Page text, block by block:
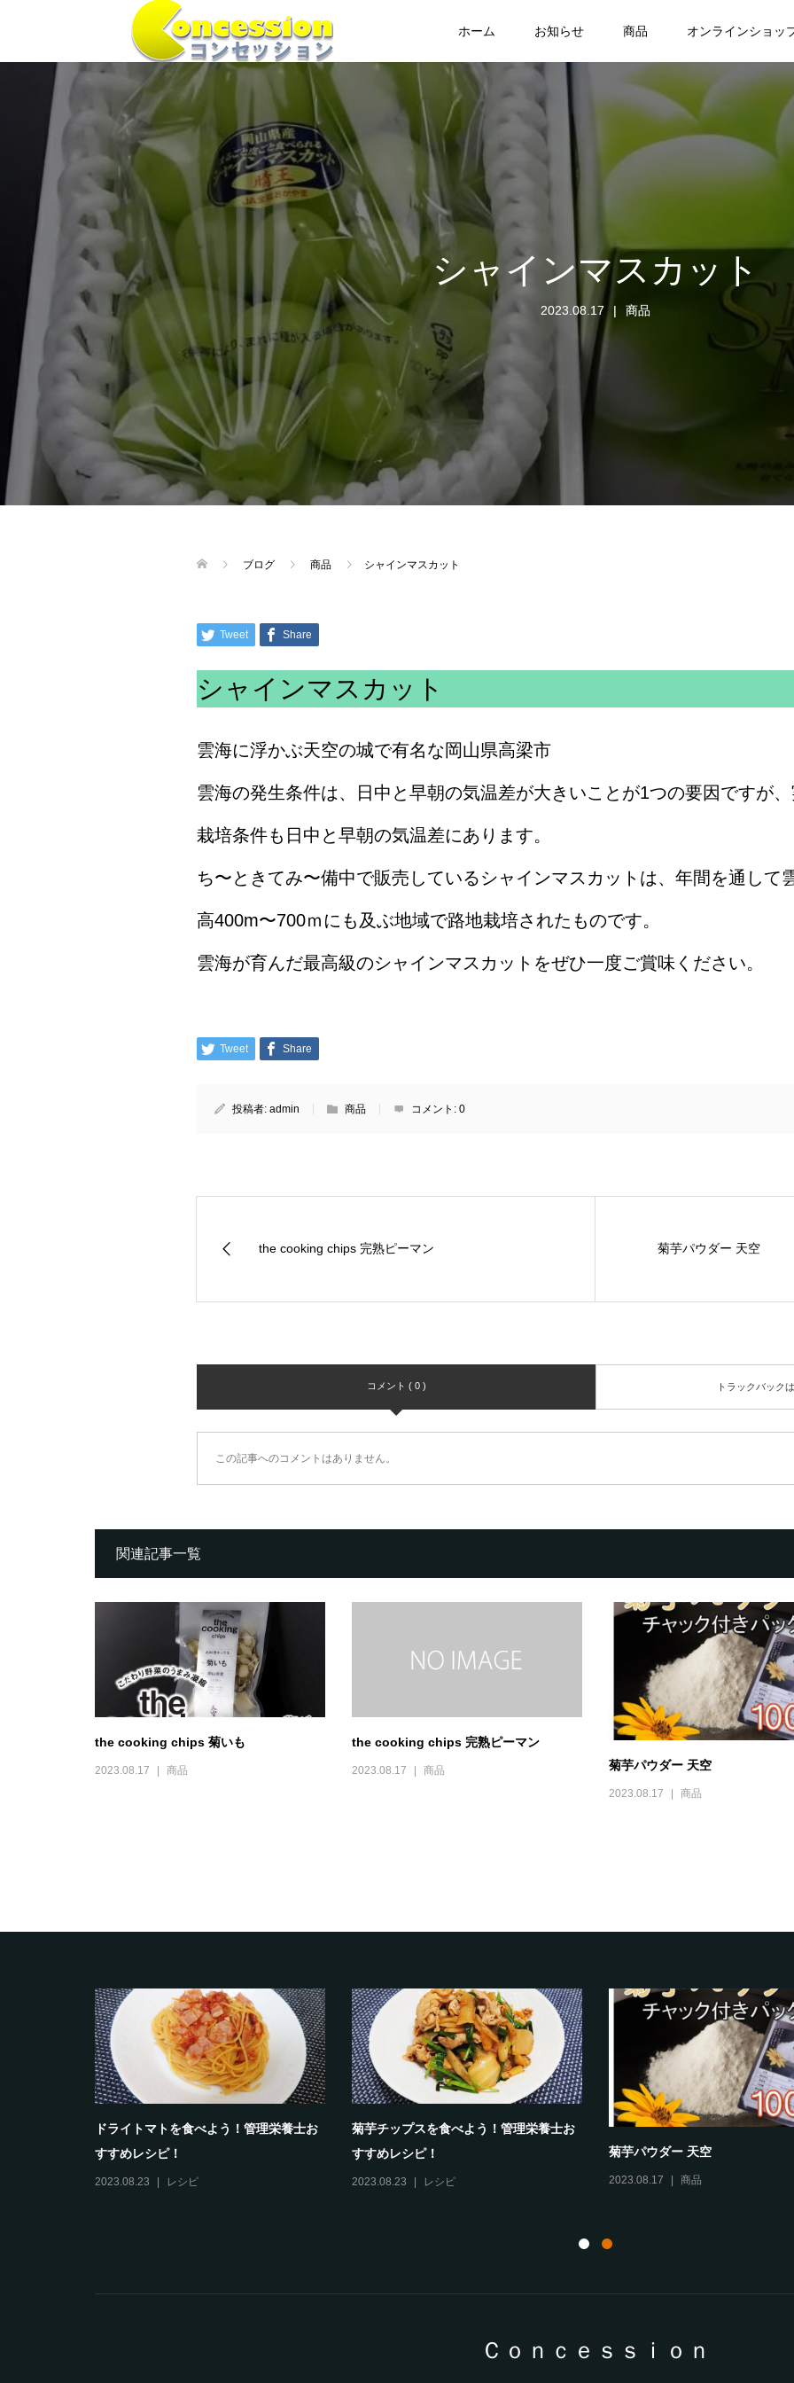
ホーム お知らせ 商品 オンラインショッ
シャインマスカット
2023.08.17 商品
ブログ 商品 シャインマスカット
Tweet Share
シャインマスカット
雲海に浮かぶ天空の城で有名な岡山県高梁市
雲海の発生条件は、日中と早朝の気温差が大きいことが1つの要因ですが
栽培条件も日中と早朝の気温差にあります。
ち〜ときてみ〜備中で販売しているシャインマスカットは、年間を通して
高400m〜700ｍにも及ぶ地域で路地栽培されたものです。
雲海が育んだ最高級のシャインマスカットをぜひ一度ご賞味ください。
Tweet Share
投稿者: admin 商品 コメント: 0
the cooking chips 完熟ピーマン 菊芋パウダー 天空
コメント ( 0 ) トラックバック
この記事へのコメントはありません。
関連記事一覧
the cooking chips 菊いも
2023.08.17 商品
the cooking chips 完熟ピーマン
2023.08.17 商品 菊芋パウダー 天空
2023.08.17 商品
菊芋パウダー 天空
商品
シャインマスカット
商品 製品価格改定のお知らせ
Ｃｏｎｃｅｓｓｉｏｎ